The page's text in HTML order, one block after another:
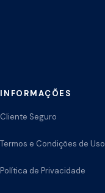
INFORMAÇÕES
Cliente Seguro
Termos e Condições de Uso
Política de Privacidade